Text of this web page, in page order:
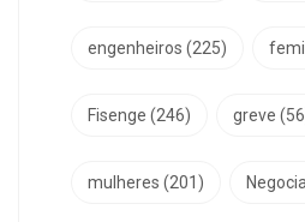
engenheiros (225)
Fisenge (246) greve
mulheres (201)